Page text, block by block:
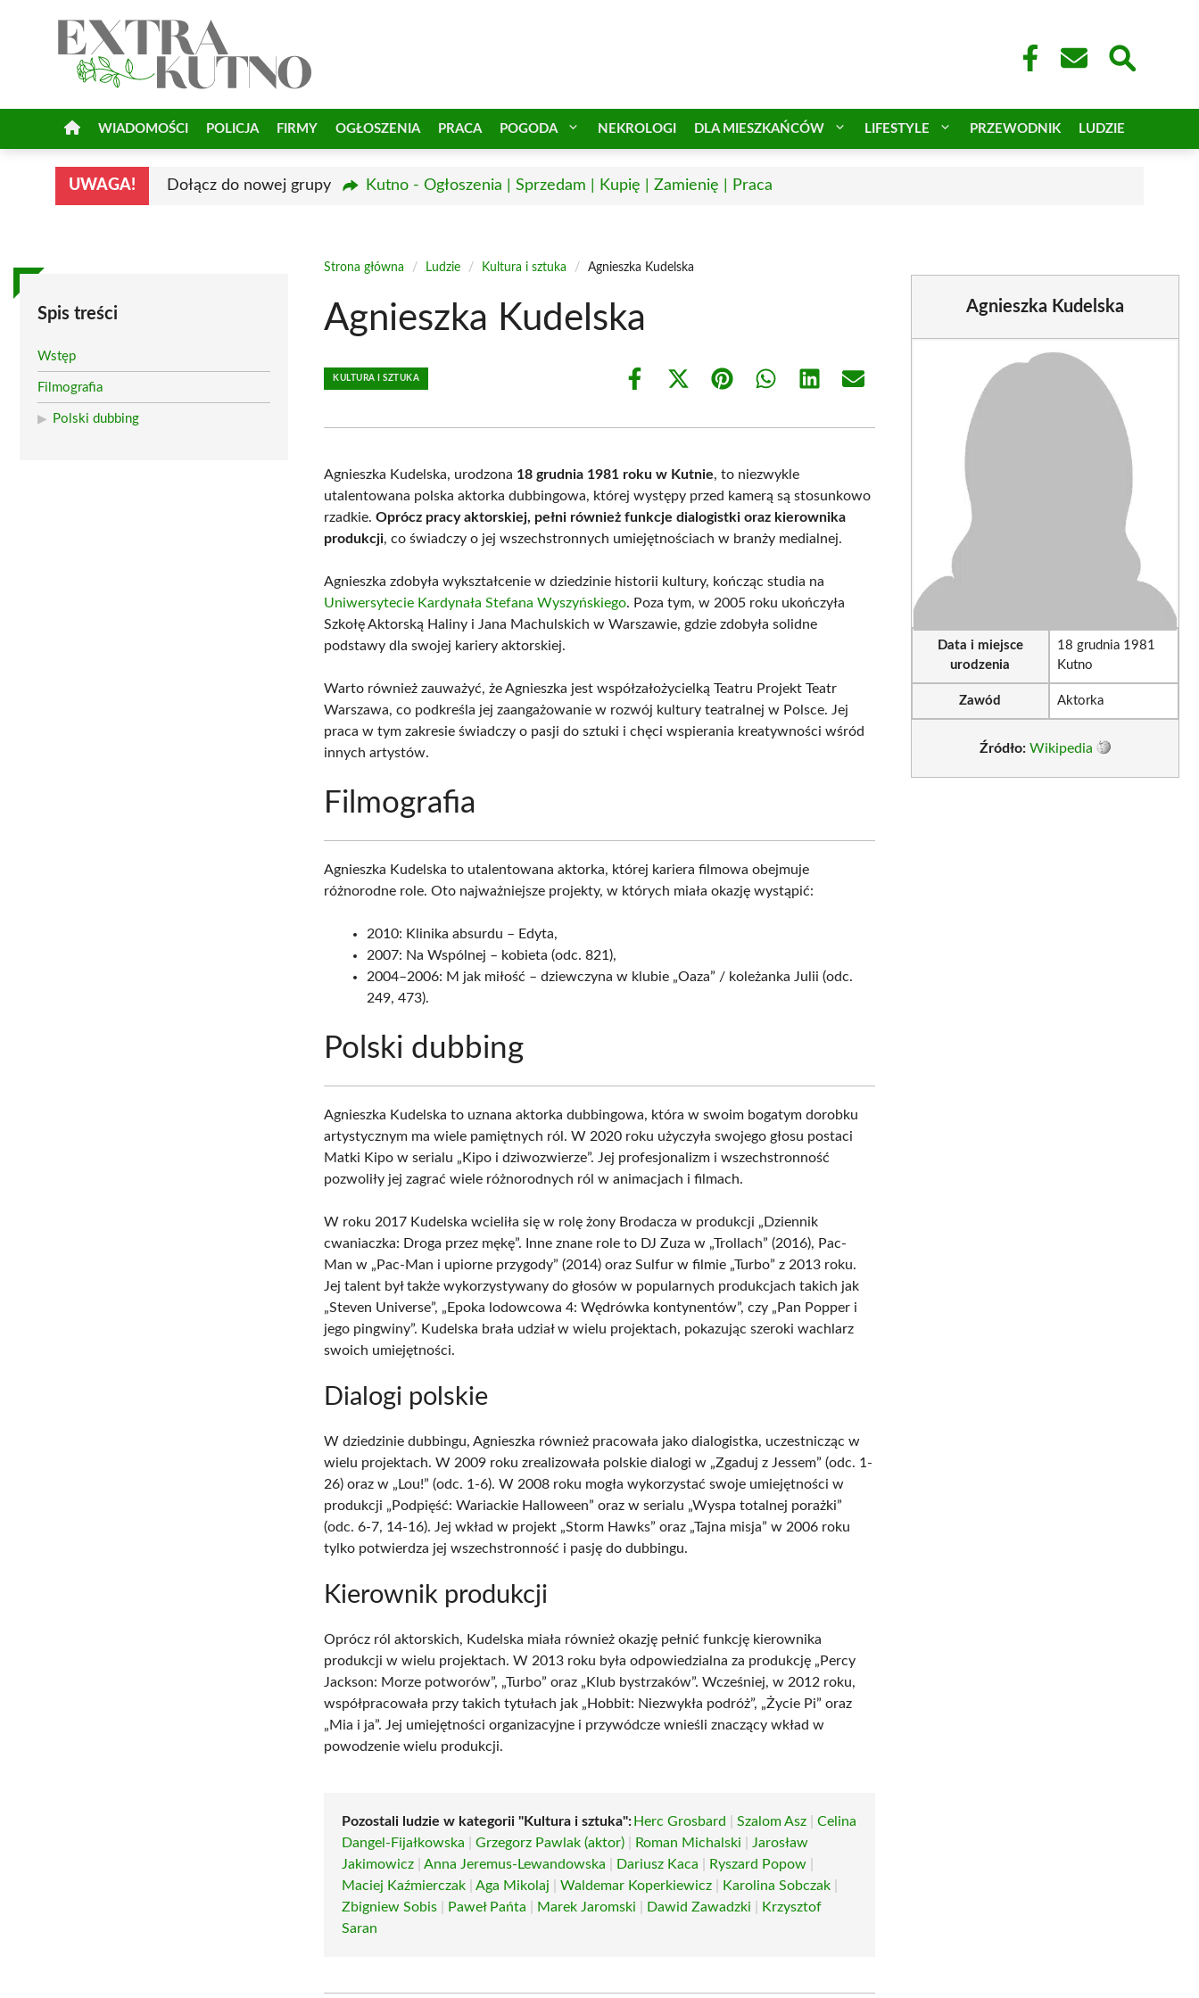
WIADOMOŚCI POLICJA FIRMY OGŁOSZENIA PRACA POGODA NEKROLOGI DLA MIESZKAŃCÓW LIFESTYLE PRZEWODNIK LUDZIE
UWAGA! Dołącz do nowej grupy Kutno - Ogłoszenia | Sprzedam | Kupię | Zamienię | Praca
Spis treści
Wstęp
Filmografia
Polski dubbing
Strona główna / Ludzie / Kultura i sztuka / Agnieszka Kudelska
Agnieszka Kudelska
KULTURA I SZTUKA
Share
Share
(Twitter)
Share Share Share Share
Agnieszka Kudelska, urodzona 18 grudnia 1981 roku w Kutnie, to niezwykle
utalentowana polska aktorka dubbingowa, której występy przed kamerą są stosunkowo
rzadkie.Oprócz pracy aktorskiej, pełni również funkcje dialogistki oraz kierownika
produkcji, co świadczy o jej wszechstronnych umiejętnościach w branży medialnej.
Agnieszka zdobyła wykształcenie w dziedzinie historii kultury, kończąc studia na
Uniwersytecie Kardynała Stefana Wyszyńskiego. Poza tym, w 2005 roku ukończyła
Szkołę Aktorską Haliny i Jana Machulskich w Warszawie, gdzie zdobyła solidne
podstawy dla swojej kariery aktorskiej.
Warto również zauważyć, że Agnieszka jest współzałożycielką Teatru Projekt Teatr
Warszawa, co podkreśla jej zaangażowanie w rozwój kultury teatralnej w Polsce. Jej
praca w tym zakresie świadczy o pasji do sztuki i chęci wspierania kreatywności wśród
innych artystów.
Filmografia
Agnieszka Kudelska to utalentowana aktorka, której kariera filmowa obejmuje
różnorodne role. Oto najważniejsze projekty, w których miała okazję wystąpić:
2010: Klinika absurdu – Edyta,
2007: Na Wspólnej – kobieta (odc. 821),
2004–2006: M jak miłość – dziewczyna w klubie „Oaza” / koleżanka Julii (odc.
249, 473).
Polski dubbing
Agnieszka Kudelska to uznana aktorka dubbingowa, która w swoim bogatym dorobku
artystycznym ma wiele pamiętnych ról. W 2020 roku użyczyła swojego głosu postaci
Matki Kipo w serialu „Kipo i dziwozwierze”. Jej profesjonalizm i wszechstronność
pozwoliły jej zagrać wiele różnorodnych ról w animacjach i filmach.
W roku 2017 Kudelska wcieliła się w rolę żony Brodacza w produkcji „Dziennik
cwaniaczka: Droga przez mękę”. Inne znane role to DJ Zuza w „Trollach” (2016), Pac-
Man w „Pac-Man i upiorne przygody” (2014) oraz Sulfur w filmie „Turbo” z 2013 roku.
Jej talent był także wykorzystywany do głosów w popularnych produkcjach takich jak
„Steven Universe”, „Epoka lodowcowa 4: Wędrówka kontynentów”, czy „Pan Popper i
jego pingwiny”. Kudelska brała udział w wielu projektach, pokazując szeroki wachlarz
swoich umiejętności.
Dialogi polskie
W dziedzinie dubbingu, Agnieszka również pracowała jako dialogistka, uczestnicząc w
wielu projektach. W 2009 roku zrealizowała polskie dialogi w „Zgaduj z Jessem” (odc. 1-
26) oraz w „Lou!” (odc. 1-6). W 2008 roku mogła wykorzystać swoje umiejętności w
produkcji „Podpięść: Wariackie Halloween” oraz w serialu „Wyspa totalnej porażki”
(odc. 6-7, 14-16). Jej wkład w projekt „Storm Hawks” oraz „Tajna misja” w 2006 roku
tylko potwierdza jej wszechstronność i pasję do dubbingu.
Kierownik produkcji
Oprócz ról aktorskich, Kudelska miała również okazję pełnić funkcję kierownika
produkcji w wielu projektach. W 2013 roku była odpowiedzialna za produkcję „Percy
Jackson: Morze potworów”, „Turbo” oraz „Klub bystrzaków”. Wcześniej, w 2012 roku,
współpracowała przy takich tytułach jak „Hobbit: Niezwykła podróż”, „Życie Pi” oraz
„Mia i ja”. Jej umiejętności organizacyjne i przywódcze wnieśli znaczący wkład w
powodzenie wielu produkcji.
Pozostali ludzie w kategorii "Kultura i sztuka":Herc Grosbard |Szalom Asz |Celina
Dangel-Fijałkowska |Grzegorz Pawlak (aktor) Roman Michalski
Jarosław
Jakimowicz |Anna Jeremus-Lewandowska Dariusz Kaca Ryszard Popow
Maciej Kaźmierczak |Aga Mikolaj |Waldemar Koperkiewicz Karolina Sobczak
Zbigniew Sobis
Paweł Pańta Marek Jaromski Dawid Zawadzki
Krzysztof
Saran
Agnieszka Kudelska
Data i miejsce
urodzenia
18 grudnia 1981
Kutno
Zawód Aktorka
Źródło: Wikipedia